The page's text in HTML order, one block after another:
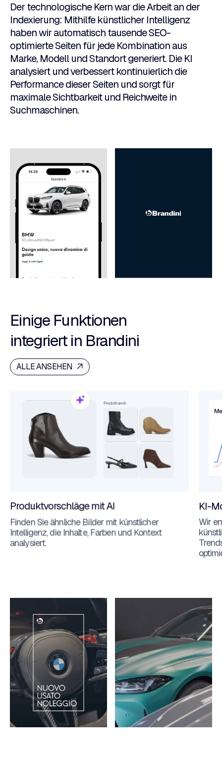
Der technologische Kern war die Arbeit an der
Indexierung: Mithilfe künstlicher Intelligenz
haben wir automatisch tausende SEO-
optimierte Seiten für jede Kombination aus
Marke, Modell und Standort generiert. Die KI
analysiert und verbessert kontinuierlich die
Performance dieser Seiten und sorgt für
maximale Sichtbarkeit und Reichweite in
Suchmaschinen.
Einige Funktionen
integriert in Brandini
ALLE ANSEHEN
Produktvorschläge mit AI
Finden Sie ähnliche Bilder mit künstlicher
Intelligenz, die Inhalte, Farben und Kontext
analysiert.
KI-
Wir